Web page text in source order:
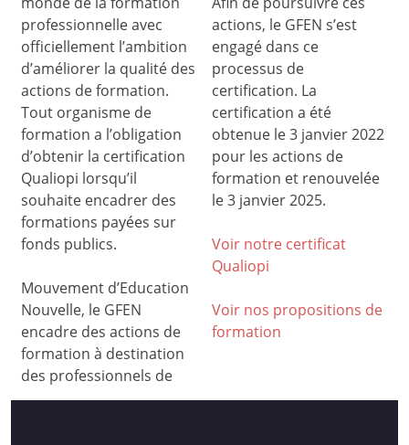
professionnelle avec
officiellement l’ambition
d’améliorer la qualité des
actions de formation.
Tout organisme de
formation a l’obligation
d’obtenir la certification
Qualiopi lorsqu’il
souhaite encadrer des
formations payées sur
fonds publics.
Mouvement d’Education
Nouvelle, le GFEN
encadre des actions de
formation à destination
des professionnels de
actions, le GFEN s’est
engagé dans ce
processus de
certification. La
certification a été
obtenue le 3 janvier 2022
pour les actions de
formation et renouvelée
le 3 janvier 2025.
Voir notre certificat
Qualiopi
Voir nos propositions de
formation